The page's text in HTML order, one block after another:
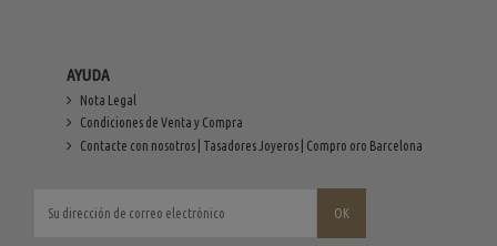
AYUDA
Nota Legal
Condiciones de Venta y Compra
Contacte con nosotros | Tasadores Joyeros | Compro oro Barcelona